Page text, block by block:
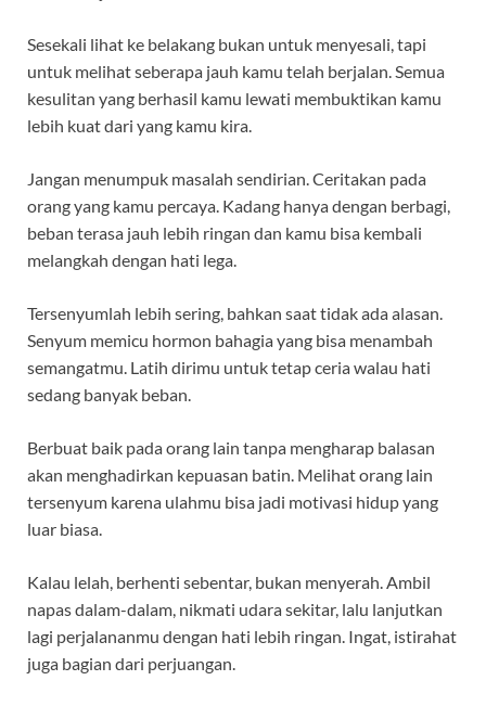
Sesekali lihat ke belakang bukan untuk menyesali, tapi
untuk melihat seberapa jauh kamu telah berjalan. Semua
kesulitan yang berhasil kamu lewati membuktikan kamu
lebih kuat dari yang kamu kira.
Jangan menumpuk masalah sendirian. Ceritakan pada
orang yang kamu percaya. Kadang hanya dengan berbagi,
beban terasa jauh lebih ringan dan kamu bisa kembali
melangkah dengan hati lega.
Tersenyumlah lebih sering, bahkan saat tidak ada alasan.
Senyum memicu hormon bahagia yang bisa menambah
semangatmu. Latih dirimu untuk tetap ceria walau hati
sedang banyak beban.
Berbuat baik pada orang lain tanpa mengharap balasan
akan menghadirkan kepuasan batin. Melihat orang lain
tersenyum karena ulahmu bisa jadi motivasi hidup yang
luar biasa.
Kalau lelah, berhenti sebentar, bukan menyerah. Ambil
napas dalam-dalam, nikmati udara sekitar, lalu lanjutkan
lagi perjalananmu dengan hati lebih ringan. Ingat, istirahat
juga bagian dari perjuangan.